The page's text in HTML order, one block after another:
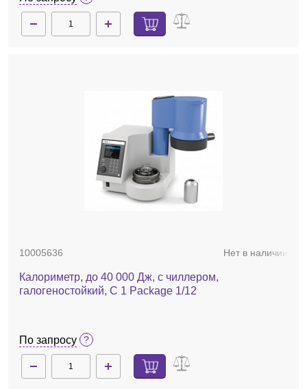
10005636 Нет в наличии
Калориметр, до 40 000 Дж, с чиллером,
галогеностойкий, C 1 Package 1/12
По запросу